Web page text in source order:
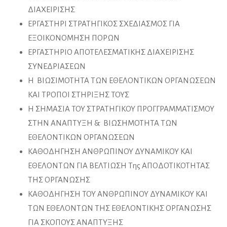
ΔΙΑΧΕΙΡΙΣΗΣ
ΕΡΓΑΣΤΗΡΙ ΣΤΡΑΤΗΓΙΚΟΣ ΣΧΕΔΙΑΣΜΟΣ ΓΙΑ
ΕΞΟΙΚΟΝΟΜΗΣΗ ΠΟΡΩΝ
ΕΡΓΑΣΤΗΡΙΟ ΑΠΟΤΕΛΕΣΜΑΤΙΚΗΣ ΔΙΑΧΕΙΡΙΣΗΣ
ΣΥΝΕΔΡΙΑΣΕΩΝ
Η ΒΙΩΣΙΜΟΤΗΤΑ ΤΩΝ ΕΘΕΛΟΝΤΙΚΩΝ ΟΡΓΑΝΩΣΕΩΝ
ΚΑΙ ΤΡΟΠΟΙ ΣΤΗΡΙΞΗΣ ΤΟΥΣ
Η ΣΗΜΑΣΙΑ ΤΟΥ ΣΤΡΑΤΗΓΙΚΟΥ ΠΡΟΓΓΡΑΜΜΑΤΙΣΜΟΥ
ΣΤΗΝ ΑΝΑΠΤΥΞΗ & ΒΙΩΣΗΜΟΤΗΤΑ ΤΩΝ
ΕΘΕΛΟΝΤΙΚΩΝ ΟΡΓΑΝΩΣΕΩΝ
ΚΑΘΟΔΗΓΗΣΗ ΑΝΘΡΩΠΙΝΟΥ ΔΥΝΑΜΙΚΟΥ ΚΑΙ
ΕΘΕΛΟΝΤΩΝ ΓΙΑ ΒΕΛΤΙΩΣΗ Της ΑΠΟΔΟΤΙΚΟΤΗΤΑΣ
ΤΗΣ ΟΡΓΑΝΩΣΗΣ
ΚΑΘΟΔΗΓΗΣΗ ΤΟΥ ΑΝΘΡΩΠΙΝΟΥ ΔΥΝΑΜΙΚΟΥ ΚΑΙ
ΤΩΝ ΕΘΕΛΟΝΤΩΝ THΣ ΕΘΕΛΟΝΤΙΚΗΣ ΟΡΓΑΝΩΣΗΣ
ΓΙΑ ΣΚΟΠΟΥΣ ΑΝΑΠΤΥΞΗΣ